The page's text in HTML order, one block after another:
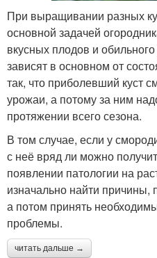
При выращивании разных
основной задачей
вкусных плодов и
зависят в основном от
так, что приболевший куст
урожаи, а потому за ним
протяжении всего сезона.
В том случае, если у
с неё вряд ли можно
появлении патологии на
изначально найти причины,
а потом принять
проблемы.
читать дальше →